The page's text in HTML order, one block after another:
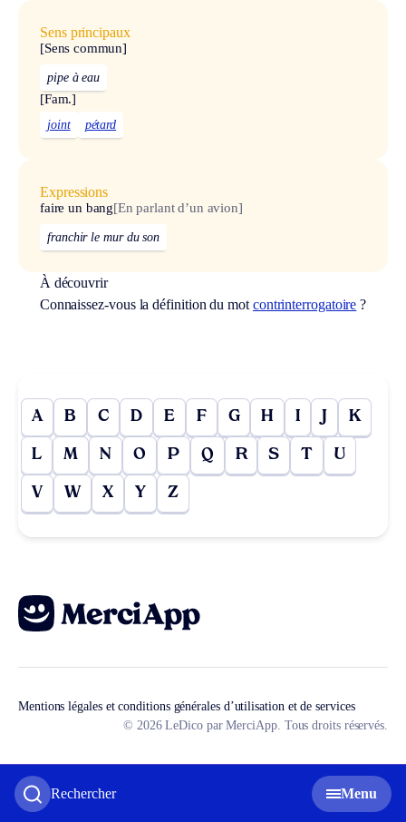
Rechercher Menu
Sens principaux
[Sens commun]
pipe à eau
[Fam.]
joint pétard
Expressions
faire un bang[En parlant d’un avion]
franchir le mur du son
À découvrir
Connaissez-vous la définition du mot contrinterrogatoire ?
A B C D E F G H I J K
L M N O P Q R S T U
V W X Y Z
Mentions légales et conditions générales d’utilisation et de services
© 2026 LeDico par MerciApp. Tous droits réservés.